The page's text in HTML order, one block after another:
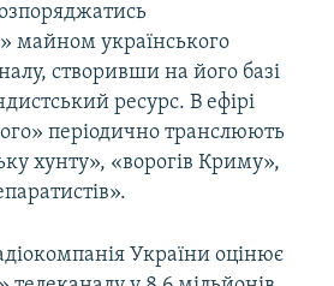
майном українського
створивши на його базі
ресурс. В ефірі
періодично транслюють
хунту», «ворогів Криму»,
України оцінює